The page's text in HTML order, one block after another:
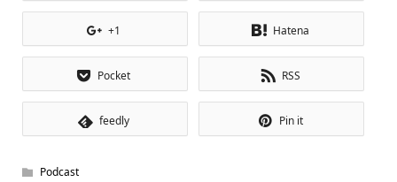
+1 Hatena
Pocket RSS
feedly Pin it
Podcast